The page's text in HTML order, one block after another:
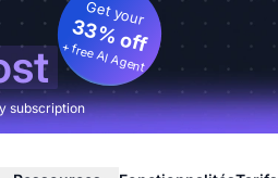
Get your
33% off
+ free AI Agent
subscription